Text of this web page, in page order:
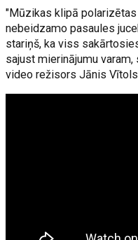
"Mūzikas klipā
nebeidzamo pasaules
stariņš, ka viss
sajust mierinājumu
video režisors Jānis